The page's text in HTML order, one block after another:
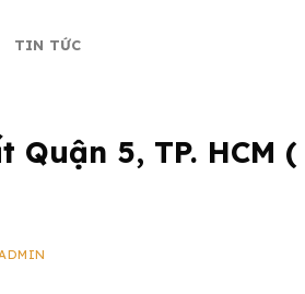
TIN TỨC
5, TP. HCM (